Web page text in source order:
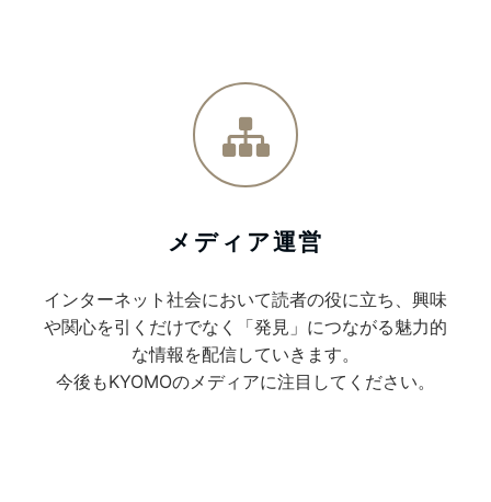
メディア運営
インターネット社会において読者の役に立ち、興味
や関心を引くだけでなく「発見」につながる魅力的
な情報を配信していきます。
今後もKYOMOのメディアに注目してください。